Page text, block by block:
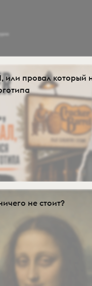
или провал который
не стоит?